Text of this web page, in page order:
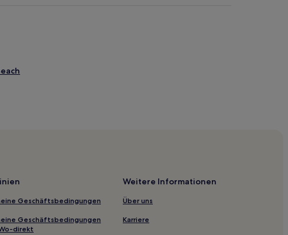
'e S'Arena
Geschäftsbedingungen
Geschäftsbedingungen
direkt
Weitere Informationen
Über uns
Karriere